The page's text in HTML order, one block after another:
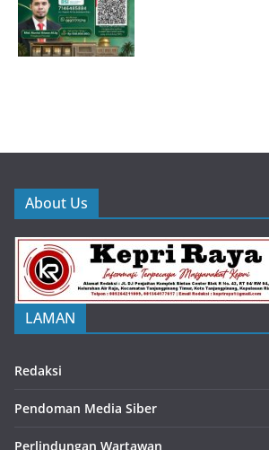
About Us
LAMAN
Redaksi
Pendoman Media Siber
Perlindungan Wartawan